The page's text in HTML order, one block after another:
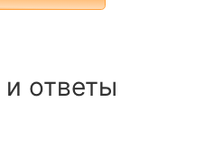
ответы